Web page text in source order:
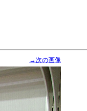
→次の画像